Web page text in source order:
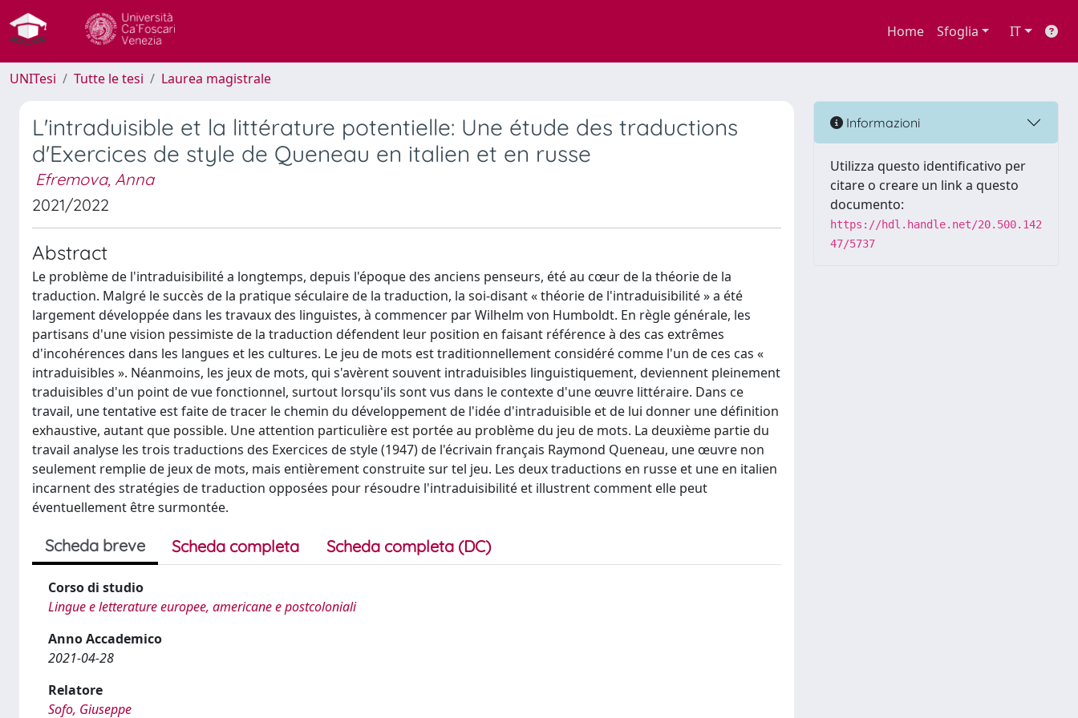
Home Sfoglia IT
UNITesi Tutte le tesi Laurea magistrale
L'intraduisible et la littérature potentielle: Une étude des traductions
d'Exercices de style de Queneau en italien et en russe
Efremova, Anna
2021/2022
Abstract
Le problème de l'intraduisibilité a longtemps, depuis l'époque des anciens penseurs, été au cœur de la théorie de la
traduction. Malgré le succès de la pratique séculaire de la traduction, la soi-disant « théorie de l'intraduisibilité » a été
largement développée dans les travaux des linguistes, à commencer par Wilhelm von Humboldt. En règle générale, les
partisans d'une vision pessimiste de la traduction défendent leur position en faisant référence à des cas extrêmes
d'incohérences dans les langues et les cultures. Le jeu de mots est traditionnellement considéré comme l'un de ces cas «
intraduisibles ». Néanmoins, les jeux de mots, qui s'avèrent souvent intraduisibles linguistiquement, deviennent pleinement
traduisibles d'un point de vue fonctionnel, surtout lorsqu'ils sont vus dans le contexte d'une œuvre littéraire. Dans ce
travail, une tentative est faite de tracer le chemin du développement de l'idée d'intraduisible et de lui donner une définition
exhaustive, autant que possible. Une attention particulière est portée au problème du jeu de mots. La deuxième partie du
travail analyse les trois traductions des Exercices de style (1947) de l'écrivain français Raymond Queneau, une œuvre non
seulement remplie de jeux de mots, mais entièrement construite sur tel jeu. Les deux traductions en russe et une en italien
incarnent des stratégies de traduction opposées pour résoudre l'intraduisibilité et illustrent comment elle peut
éventuellement être surmontée.
Scheda breve Scheda completa Scheda completa (DC)
Corso di studio
Lingue e letterature europee, americane e postcoloniali
Anno Accademico
2021-04-28
Relatore
Sofo, Giuseppe
Informazioni
Utilizza questo identificativo per
citare o creare un link a questo
documento:
https://hdl.handle.net/20.500.142
47/5737